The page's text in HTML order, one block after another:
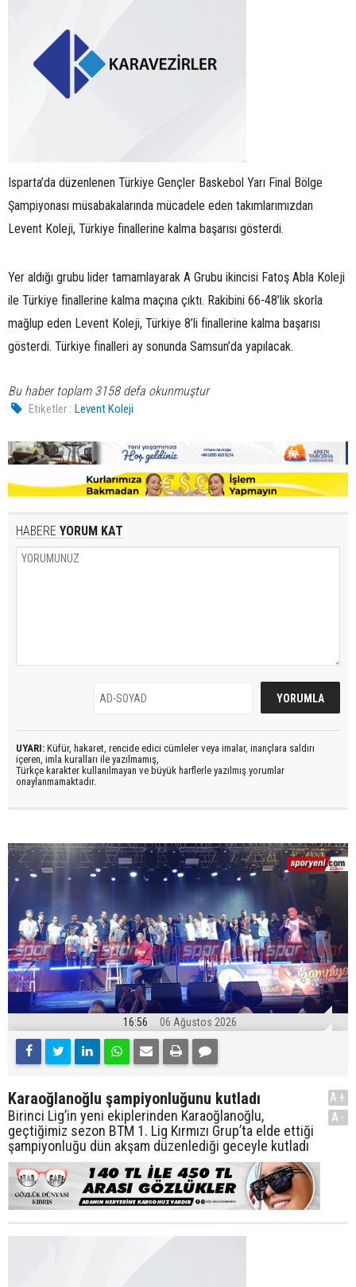
Isparta’da düzenlenen Türkiye Gençler Baskebol Yarı Final Bölge
Şampiyonası müsabakalarında mücadele eden takımlarımızdan
Levent Koleji, Türkiye finallerine kalma başarısı gösterdi.
Yer aldığı grubu lider tamamlayarak A Grubu ikincisi Fatoş Abla Koleji
ile Türkiye finallerine kalma maçına çıktı. Rakibini 66-48’lik skorla
mağlup eden Levent Koleji, Türkiye 8’li finallerine kalma başarısı
gösterdi. Türkiye finalleri ay sonunda Samsun’da yapılacak.
Bu haber toplam 3158 defa okunmuştur
Etiketler : Levent Koleji
HABERE YORUM KAT
UYARI: Küfür, hakaret, rencide edici cümleler veya imalar, inançlara saldırı
içeren, imla kuralları ile yazılmamış,
Türkçe karakter kullanılmayan ve büyük harflerle yazılmış yorumlar
onaylanmamaktadır.
16:56 06 Ağustos 2026
Karaoğlanoğlu şampiyonluğunu kutladı
Birinci Lig’in yeni ekiplerinden Karaoğlanoğlu,
geçtiğimiz sezon BTM 1. Lig Kırmızı Grup’ta elde ettiği
şampiyonluğu dün akşam düzenlediği geceyle kutladı
A+
A-